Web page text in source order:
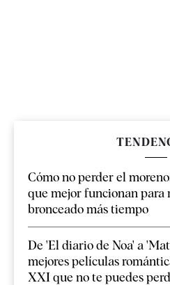
Cómo no perder el
que mejor funcionan para
bronceado más tiempo
De 'El diario de Noa' a
mejores películas
XXI que no te puedes